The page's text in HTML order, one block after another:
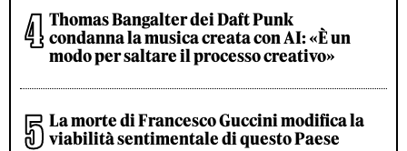
Thomas Bangalter dei Daft Punk
condanna la musica creata con AI: «È un
modo per saltare il processo creativo»
La morte di Francesco Guccini modifica la
viabilità sentimentale di questo Paese